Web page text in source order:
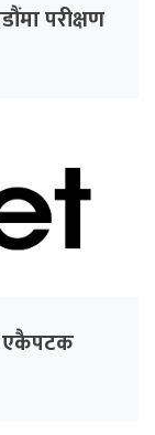
परीक्षण
एकैपटक